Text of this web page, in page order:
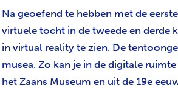
Na geoefend te hebben met de
virtuele tocht in de tweede en derde
in virtual reality te zien. De
musea. Zo kan je in de digitale
het Zaans Museum en uit de 19e